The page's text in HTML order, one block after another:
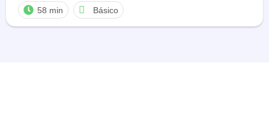
58 min Básico